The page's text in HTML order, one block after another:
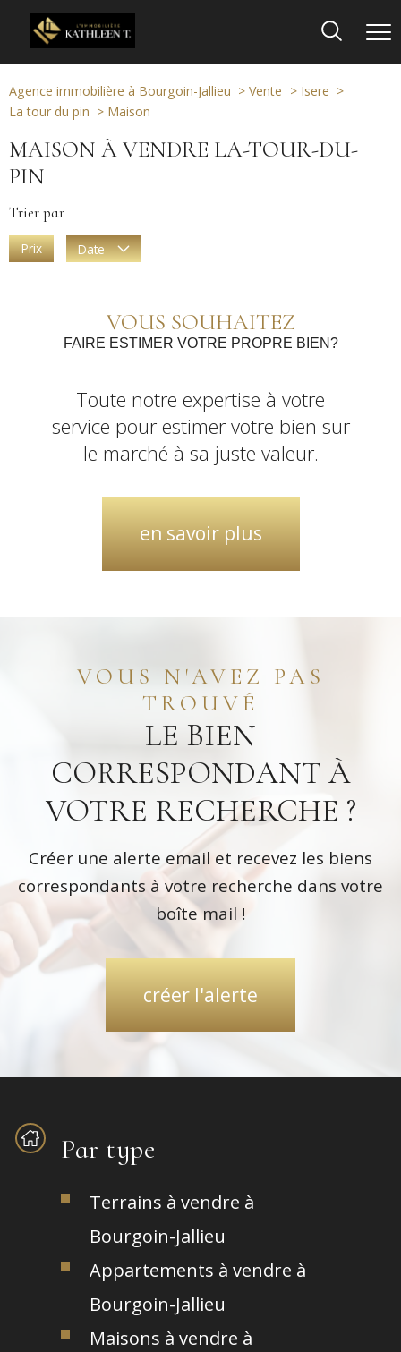
Agence immobilière à Bourgoin-Jallieu Vente
Isere
La tour du pin
Maison
MAISON À VENDRE LA-TOUR-DU-
PIN
Trier par
Prix Date
VOUS SOUHAITEZ
FAIRE ESTIMER VOTRE PROPRE BIEN?
Toute notre expertise à votre
service pour estimer votre bien sur
le marché à sa juste valeur.
en savoir plus
VOUS N'AVEZ PAS
TROUVÉ
LE BIEN
CORRESPONDANT À
VOTRE RECHERCHE ?
Créer une alerte email et recevez les biens
correspondants à votre recherche dans votre
boîte mail !
créer l'alerte
Par type
Terrains à vendre à
Bourgoin-Jallieu
Appartements à vendre à
Bourgoin-Jallieu
Maisons à vendre à